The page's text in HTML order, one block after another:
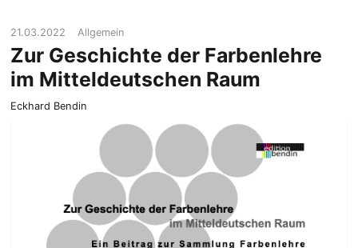
Impressum
Datenschutzerklärung
21.03.2022 Allgemein
Zur Geschichte der Farbenlehre
im Mitteldeutschen Raum
Eckhard Bendin